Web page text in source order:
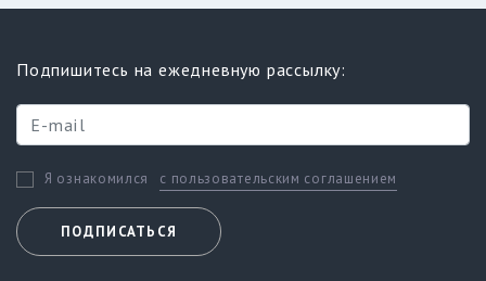
Подпишитесь на ежедневную рассылку:
Я ознакомился с пользовательским соглашением
ПОДПИСАТЬСЯ